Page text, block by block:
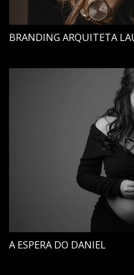
BRANDING ARQUITETA
A ESPERA DO DANIEL